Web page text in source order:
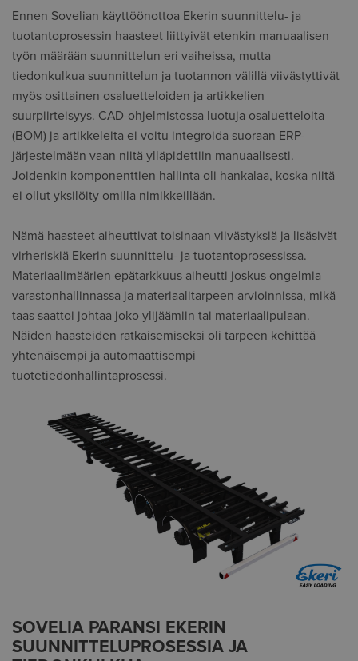
Ennen Sovelian käyttöönottoa Ekerin suunnittelu- ja
tuotantoprosessin haasteet liittyivät etenkin manuaalisen
työn määrään suunnittelun eri vaiheissa, mutta
tiedonkulkua suunnittelun ja tuotannon välillä viivästyttivät
myös osittainen osaluetteloiden ja artikkelien
suurpiirteisyys. CAD-ohjelmistossa luotuja osaluetteloita
(BOM) ja artikkeleita ei voitu integroida suoraan ERP-
järjestelmään vaan niitä ylläpidettiin manuaalisesti.
Joidenkin komponenttien hallinta oli hankalaa, koska niitä
ei ollut yksilöity omilla nimikkeillään.
Nämä haasteet aiheuttivat toisinaan viivästyksiä ja lisäsivät
virheriskiä Ekerin suunnittelu- ja tuotantoprosessissa.
Materiaalimäärien epätarkkuus aiheutti joskus ongelmia
varastonhallinnassa ja materiaalitarpeen arvioinnissa, mikä
taas saattoi johtaa joko ylijäämiin tai materiaalipulaan.
Näiden haasteiden ratkaisemiseksi oli tarpeen kehittää
yhtenäisempi ja automaattisempi
tuotetiedonhallintaprosessi.
SOVELIA PARANSI EKERIN
SUUNNITTELUPROSESSIA JA